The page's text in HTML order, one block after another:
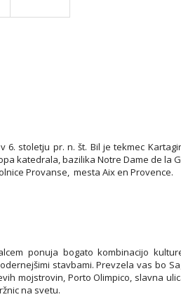
stoletju pr. n. št. Bil je tekmec
katedrala, bazilika Notre Dame de la
Provanse, mesta Aix en Provence.
ponuja bogato kombinacijo
stavbami. Prevzela vas bo
mojstrovin, Porto Olimpico, slavna
na svetu.